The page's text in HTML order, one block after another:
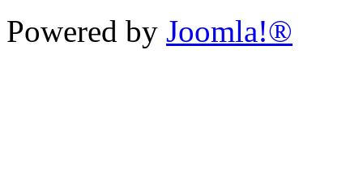
Powered by Joomla!®